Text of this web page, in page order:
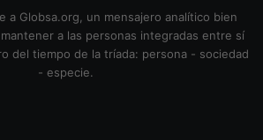
a Globsa.org, un mensajero analítico bien
a las personas integradas entre sí
del tiempo de la tríada: persona - sociedad
- especie.